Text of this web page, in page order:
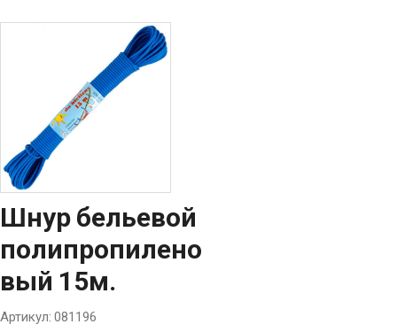
Шнур бельевой
полипропилено
вый 15м.
Артикул: 081196